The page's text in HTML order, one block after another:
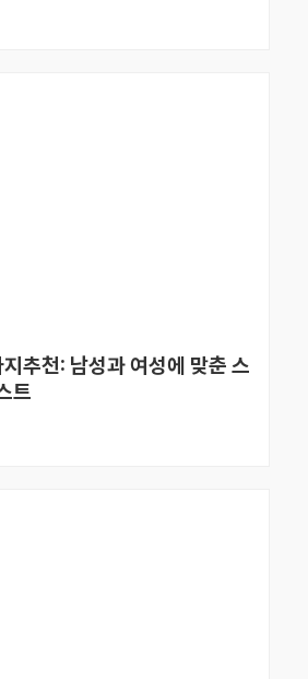
추천: 남성과 여성에 맞춘 스
트